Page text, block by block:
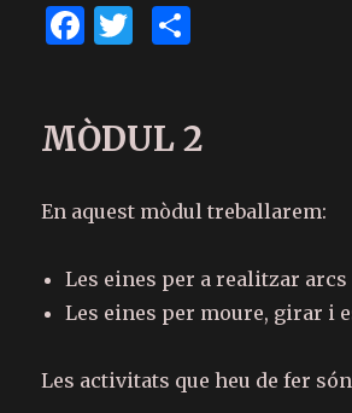
F
e
o
k
T
te p
te
MÒDUL 2
En aquest mòdul treballarem:
Les eines per a realitzar
Les eines per moure, girar i
Les activitats que heu de fer